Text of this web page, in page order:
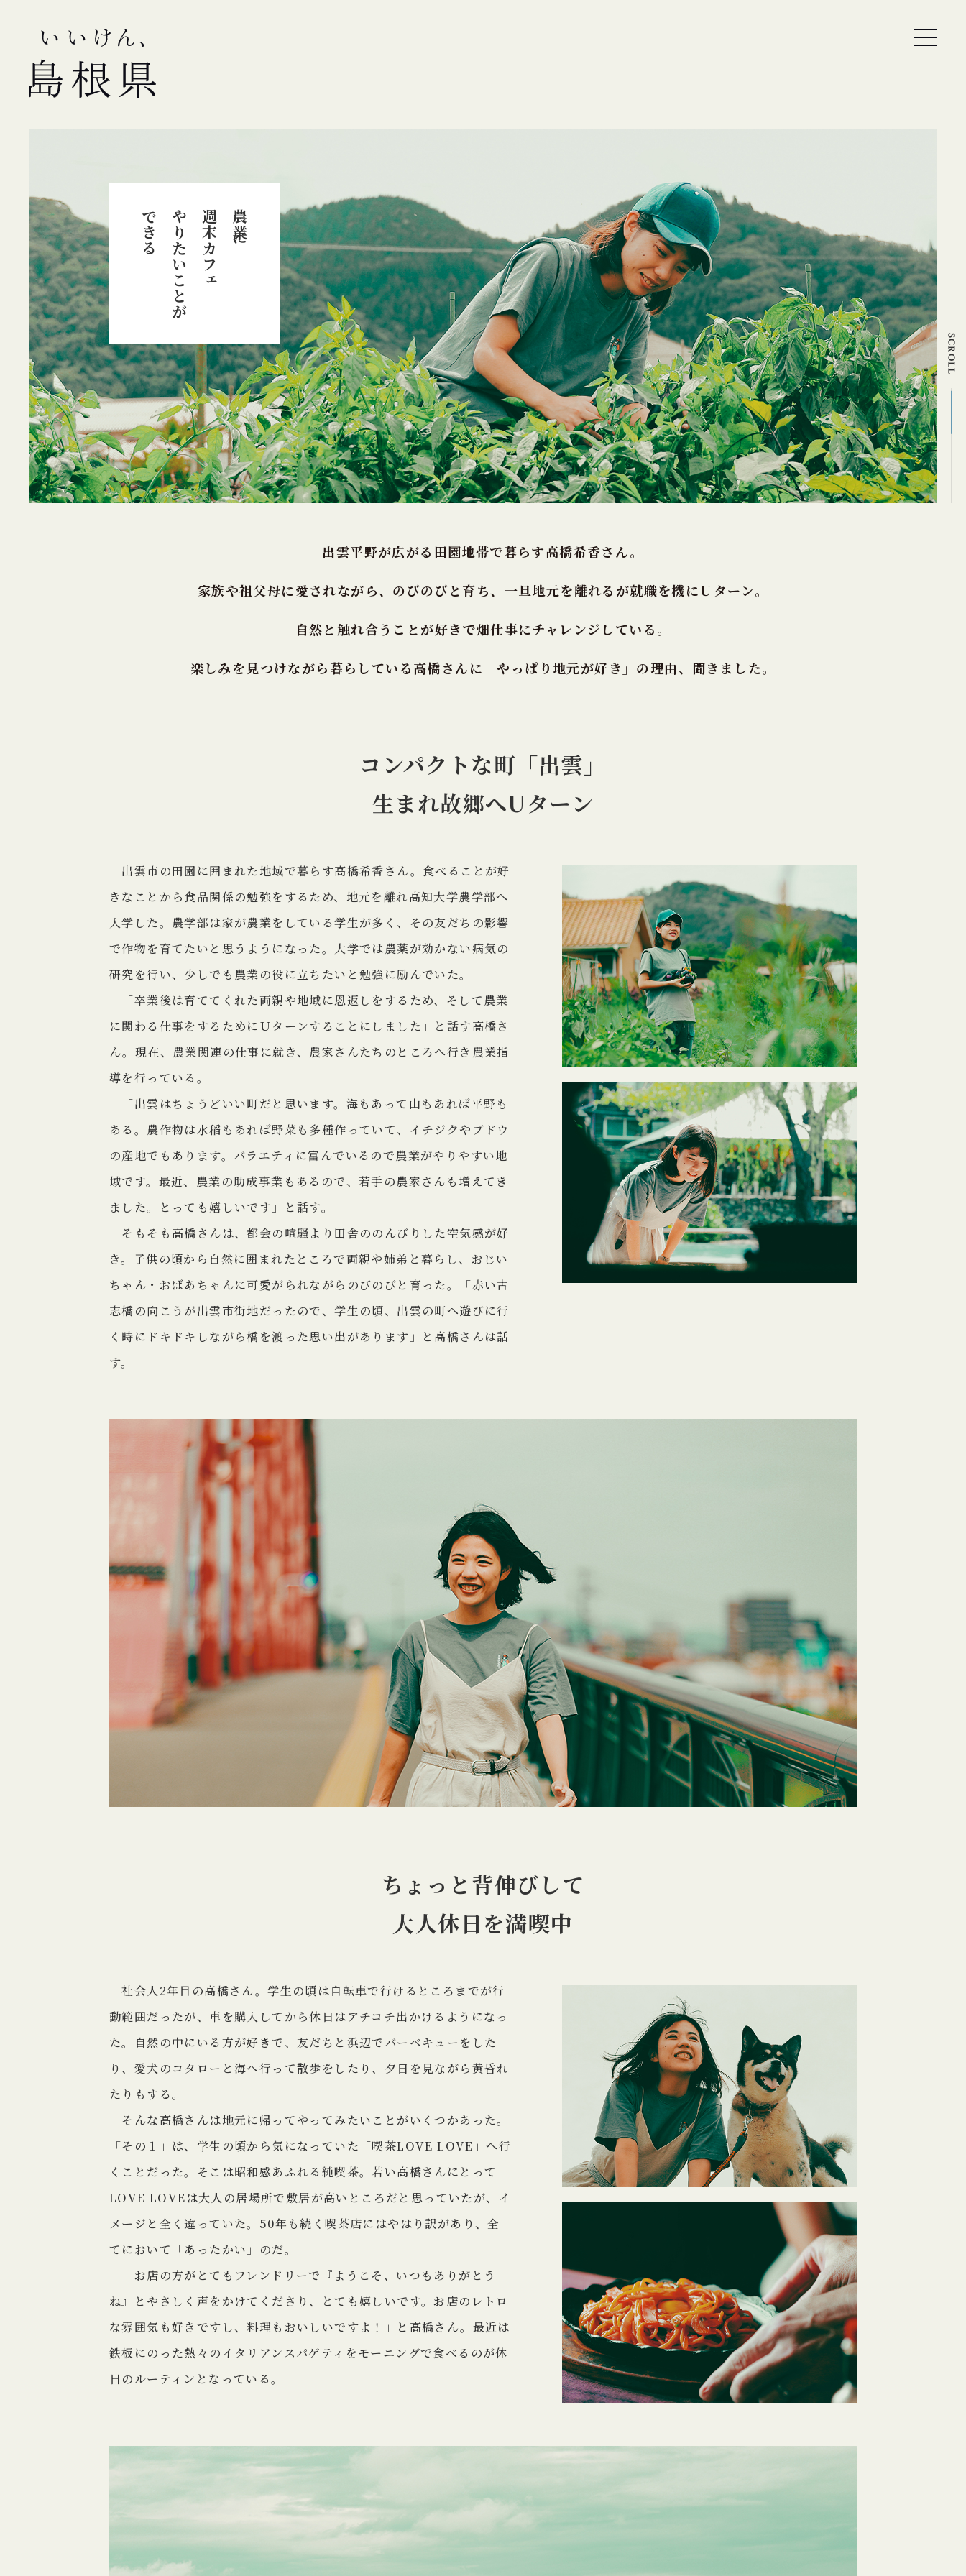
農業に
週末カフェ
やりたいことが
できる
出雲平野が広がる田園地帯で暮らす高橋希香さん。
家族や祖父母に愛されながら、のびのびと育ち、 一旦地元を離れるが就職を機にＵターン。
自然と触れ合うことが好きで畑仕事にチャレンジしている。
楽しみを見つけながら暮らしている高橋さんに 「やっぱり地元が好き」の理由、聞きました。
コンパクトな町「出雲」
生まれ故郷へUターン
出雲市の田園に囲まれた地域で暮らす高橋希香さん。食べることが好
きなことから食品関係の勉強をするため、地元を離れ高知大学農学部へ
入学した。農学部は家が農業をしている学生が多く、その友だちの影響
で作物を育てたいと思うようになった。大学では農薬が効かない病気の
研究を行い、少しでも農業の役に立ちたいと勉強に励んでいた。
「卒業後は育ててくれた両親や地域に恩返しをするため、そして農業
に関わる仕事をするためにＵターンすることにしました」と話す高橋さ
ん。現在、農業関連の仕事に就き、農家さんたちのところへ行き農業指
導を行っている。
「出雲はちょうどいい町だと思います。海もあって山もあれば平野も
ある。農作物は水稲もあれば野菜も多種作っていて、イチジクやブドウ
の産地でもあります。バラエティに富んでいるので農業がやりやすい地
域です。最近、農業の助成事業もあるので、若手の農家さんも増えてき
ました。とっても嬉しいです」と話す。
そもそも高橋さんは、都会の喧騒より田舎ののんびりした空気感が好
き。子供の頃から自然に囲まれたところで両親や姉弟と暮らし、おじい
ちゃん・おばあちゃんに可愛がられながらのびのびと育った。「赤い古
志橋の向こうが出雲市街地だったので、学生の頃、出雲の町へ遊びに行
く時にドキドキしながら橋を渡った思い出があります」と高橋さんは話
す。
ちょっと背伸びして
大人休日を満喫中
社会人2年目の高橋さん。学生の頃は自転車で行けるところまでが行
動範囲だったが、車を購入してから休日はアチコチ出かけるようになっ
た。自然の中にいる方が好きで、友だちと浜辺でバーベキューをした
り、愛犬のコタローと海へ行って散歩をしたり、夕日を見ながら黄昏れ
たりもする。
そんな高橋さんは地元に帰ってやってみたいことがいくつかあった。
「その１」は、学生の頃から気になっていた「喫茶LOVE LOVE」へ行
くことだった。そこは昭和感あふれる純喫茶。若い高橋さんにとって
LOVE LOVEは大人の居場所で敷居が高いところだと思っていたが、イ
メージと全く違っていた。50年も続く喫茶店にはやはり訳があり、全
てにおいて「あったかい」のだ。
「お店の方がとてもフレンドリーで『ようこそ、いつもありがとう
ね』とやさしく声をかけてくださり、とても嬉しいです。お店のレトロ
な雰囲気も好きですし、料理もおいしいですよ！」と高橋さん。最近は
鉄板にのった熱々のイタリアンスパゲティをモーニングで食べるのが休
日のルーティンとなっている。